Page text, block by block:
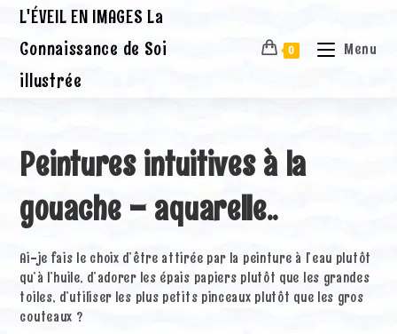
Skip
content
L'ÉVEIL EN IMAGES La
Connaissance de Soi
illustrée
0 Menu
Peintures intuitives à la
gouache – aquarelle..
Ai-je fais le choix d’être attirée par la peinture à l’eau plutôt
qu’à l’huile, d’adorer les épais papiers plutôt que les grandes
toiles, d’utiliser les plus petits pinceaux plutôt que les gros
couteaux ?